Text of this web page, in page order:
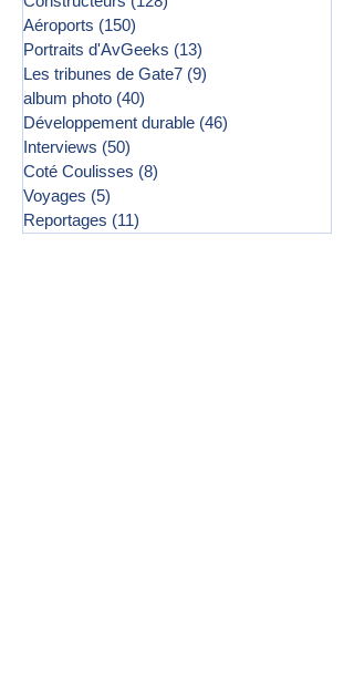
Aéroports (150)
Portraits d'AvGeeks (13)
Les tribunes de Gate7 (9)
album photo (40)
Développement durable (46)
Interviews (50)
Coté Coulisses (8)
Voyages (5)
Reportages (11)